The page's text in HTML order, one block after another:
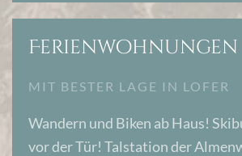
Ferienwohnungen
MIT BESTER LAGE IN LOFER
Wandern und Biken ab Haus!
vor der Tür! Talstation der